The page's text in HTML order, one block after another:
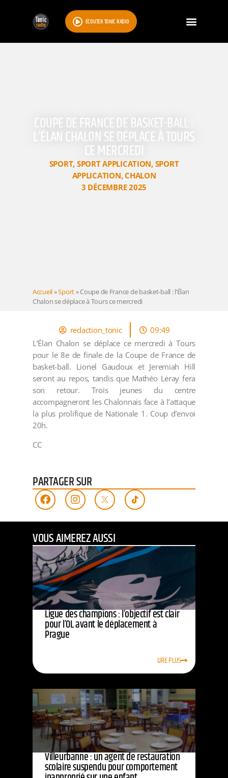
ÉCOUTER TONIC RADIO
COUPE DE FRANCE DE BASKET-BALL :
L’ÉLAN CHALON SE DÉPLACE À TOURS
CE MERCREDI
SPORT, SPORT APPLICATION, SPORT
APPLICATION,CHALON
3 DÉCEMBRE 2025
Accueil»Sport»Coupe de France de basket-ball : l’Élan
Chalon se déplace à Tours ce mercredi
redaction_tonic
09:49
L’Élan Chalon se déplace ce mercredi à Tours
pour le 8e de finale de la Coupe de France de
basket-ball. Lionel Gaudoux et Jeremiah Hill
seront au repos, tandis que Mathéo Leray fera
son retour. Trois jeunes du centre
accompagneront les Chalonnais face à l’attaque
la plus prolifique de Nationale 1. Coup d’envoi
20h.
CC
PARTAGER SUR
VOUS AIMEREZ AUSSI
Ligue des champions : l’objectif est clair
pour l’OL avant le déplacement à
Prague
LIRE PLUS
Villeurbanne : un agent de restauration
scolaire suspendu pour comportement